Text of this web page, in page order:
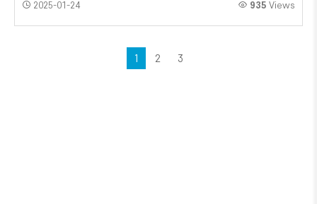
2025-01-24 935 Views
1 2 3